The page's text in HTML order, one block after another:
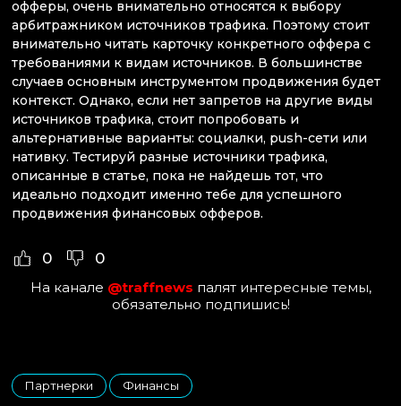
офферы, очень внимательно относятся к выбору
арбитражником источников трафика. Поэтому стоит
внимательно читать карточку конкретного оффера с
требованиями к видам источников. В большинстве
случаев основным инструментом продвижения будет
контекст. Однако, если нет запретов на другие виды
источников трафика, стоит попробовать и
альтернативные варианты: социалки, push-сети или
нативку. Тестируй разные источники трафика,
описанные в статье, пока не найдешь тот, что
идеально подходит именно тебе для успешного
продвижения финансовых офферов.
0 0
На канале @traffnews палят интересные темы,
обязательно подпишись!
Партнерки
,
Финансы